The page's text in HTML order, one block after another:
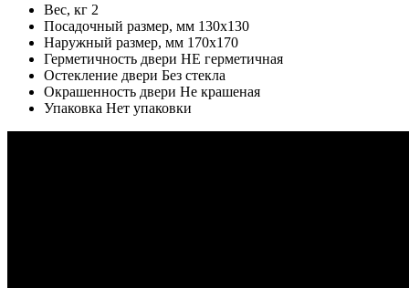
Вес, кг 2
Посадочный размер, мм 130x130
Наружный размер, мм 170x170
Герметичность двери НЕ герметичная
Остекление двери Без стекла
Окрашенность двери Не крашеная
Упаковка Нет упаковки